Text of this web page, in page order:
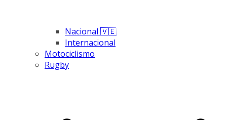
Nacional 🇻🇪
Internacional
Motociclismo
Rugby